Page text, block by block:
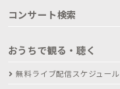
コンサート検索
おうちで観る・聴く
無料ライブ配信スケジュール